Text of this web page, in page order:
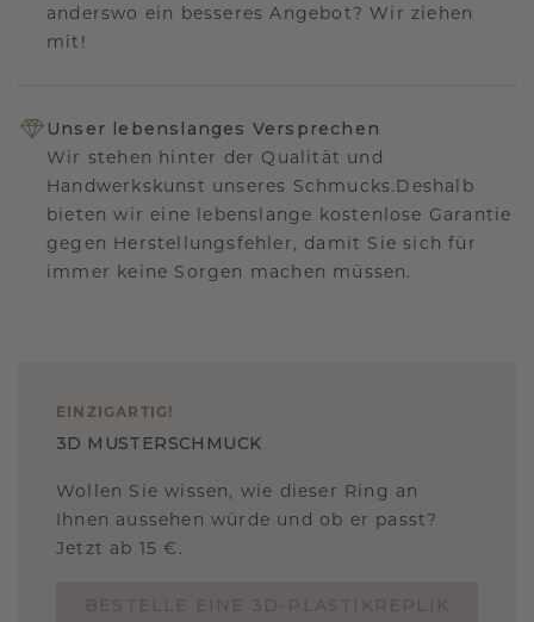
anderswo ein besseres Angebot? Wir ziehen
mit!
Unser lebenslanges Versprechen
Wir stehen hinter der Qualität und
Handwerkskunst unseres Schmucks.Deshalb
bieten wir eine lebenslange kostenlose Garantie
gegen Herstellungsfehler, damit Sie sich für
immer keine Sorgen machen müssen.
EINZIGARTIG !
3D MUSTERSCHMUCK
Wollen Sie wissen, wie dieser Ring an
Ihnen aussehen würde und ob er passt?
Jetzt ab 15 €.